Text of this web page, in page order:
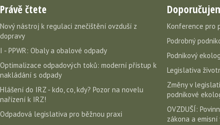
Právě čtete
Nový nástroj k regulaci znečištění ovzduší z
dopravy
I - PPWR: Obaly a obalové odpady
Optimalizace odpadových toků: moderní přístup k
nakládání s odpady
Hlášení do IRZ - kdo, co, kdy? Pozor na novelu
nařízení k IRZ!
Odpadová legislativa pro běžnou praxi
Konference pro
Podrobný
Podnikový
Legislativa
Změny v
podnikové
OVZDUŠÍ:
zákona a emisní